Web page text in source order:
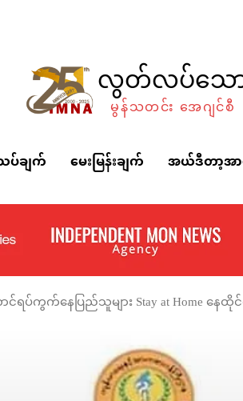
လွတ်လပ်သေ
မွန်သတင်း အေဂျင်စီ
ပ်ချက် မေးမြန်းချက် အယ်ဒီတာ့အ
ရပ်ကွက်နေပြည်သူများ Stay at Home န